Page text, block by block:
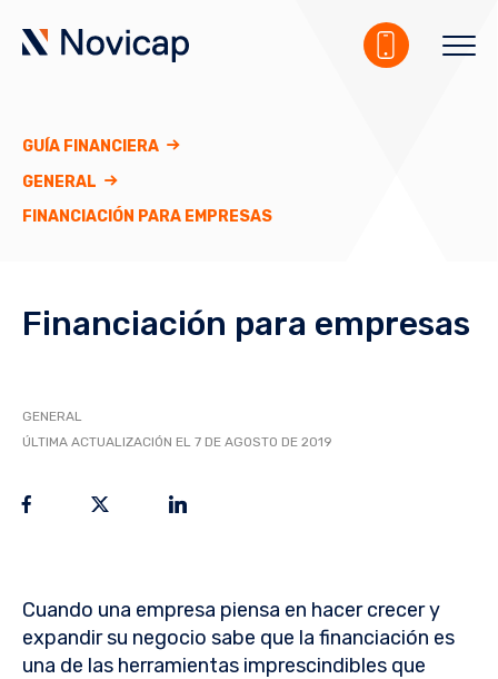
GUÍA FINANCIERA
GENERAL
FINANCIACIÓN PARA EMPRESAS
Financiación para empresas
GENERAL
ÚLTIMA ACTUALIZACIÓN EL 7 DE AGOSTO DE 2019
Cuando una empresa piensa en hacer crecer y
expandir su negocio sabe que la financiación es
una de las herramientas imprescindibles que